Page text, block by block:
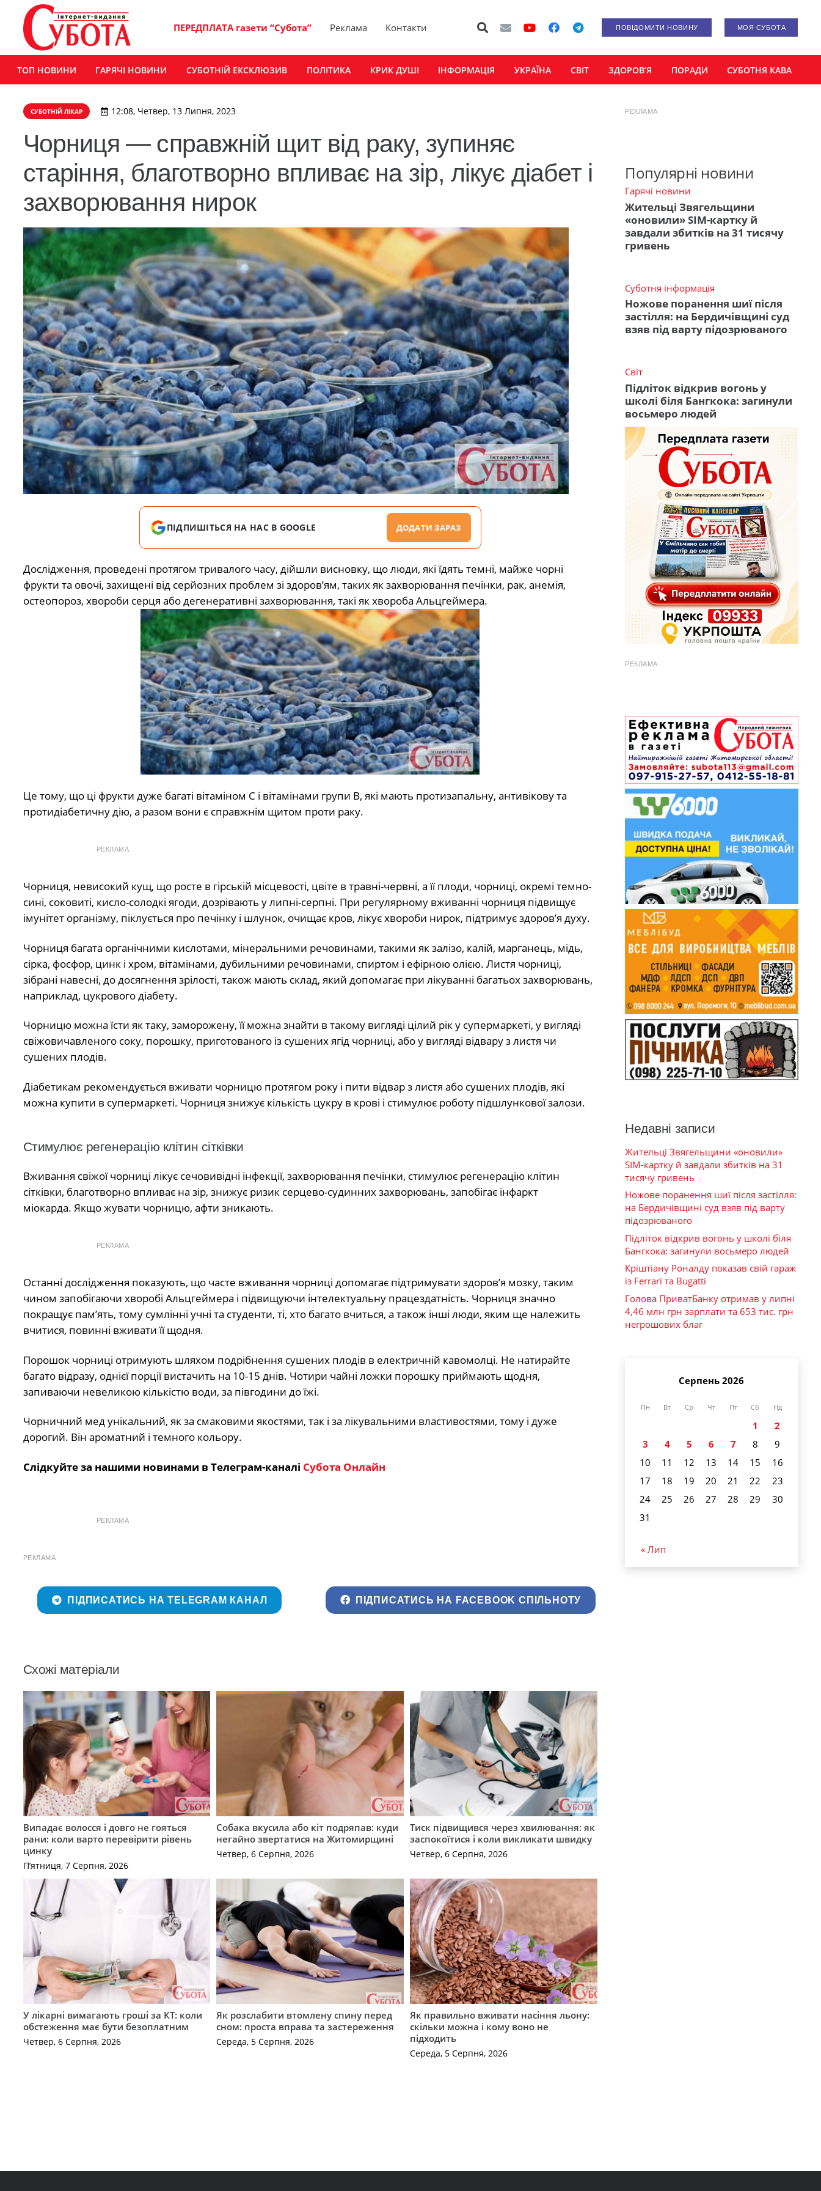
ПЕРЕДПЛАТА газети “Субота” Реклама Контакти ПОВІДОМИТИ НОВИНУ МОЯ СУБОТА
ТОП НОВИНИ ГАРЯЧІ НОВИНИ СУБОТНІЙ ЕКСКЛЮЗИВ ПОЛІТИКА КРИК ДУШІ ІНФОРМАЦІЯ УКРАЇНА СВІТ ЗДОРОВ’Я ПОРАДИ СУБОТНЯ КАВА
СУБОТНІЙ ЛІКАР 12:08, Четвер, 13 Липня, 2023
Чорниця — справжній щит від раку, зупиняє
старіння, благотворно впливає на зір, лікує діабет і
захворювання нирок
ПІДПИШІТЬСЯ НА НАС В GOOGLE ДОДАТИ ЗАРАЗ
Дослідження, проведені протягом тривалого часу, дійшли висновку, що люди, які їдять темні, майже чорні
фрукти та овочі, захищені від серйозних проблем зі здоров’ям, таких як захворювання печінки, рак, анемія,
остеопороз, хвороби серця або дегенеративні захворювання, такі як хвороба Альцгеймера.
Це тому, що ці фрукти дуже багаті вітаміном С і вітамінами групи В, які мають протизапальну, антивікову та
протидіабетичну дію, а разом вони є справжнім щитом проти раку.
РЕКЛАМА
Чорниця, невисокий кущ, що росте в гірській місцевості, цвіте в травні-червні, а її плоди, чорниці, окремі темно-
сині, соковиті, кисло-солодкі ягоди, дозрівають у липні-серпні. При регулярному вживанні чорниця підвищує
імунітет організму, піклується про печінку і шлунок, очищає кров, лікує хвороби нирок, підтримує здоров’я духу.
Чорниця багата органічними кислотами, мінеральними речовинами, такими як залізо, калій, марганець, мідь,
сірка, фосфор, цинк і хром, вітамінами, дубильними речовинами, спиртом і ефірною олією. Листя чорниці,
зібрані навесні, до досягнення зрілості, також мають склад, який допомагає при лікуванні багатьох захворювань,
наприклад, цукрового діабету.
Чорницю можна їсти як таку, заморожену, її можна знайти в такому вигляді цілий рік у супермаркеті, у вигляді
свіжовичавленого соку, порошку, приготованого із сушених ягід чорниці, або у вигляді відвару з листя чи
сушених плодів.
Діабетикам рекомендується вживати чорницю протягом року і пити відвар з листя або сушених плодів, які
можна купити в супермаркеті. Чорниця знижує кількість цукру в крові і стимулює роботу підшлункової залози.
Стимулює регенерацію клітин сітківки
Вживання свіжої чорниці лікує сечовивідні інфекції, захворювання печінки, стимулює регенерацію клітин
сітківки, благотворно впливає на зір, знижує ризик серцево-судинних захворювань, запобігає інфаркт
міокарда. Якщо жувати чорницю, афти зникають.
РЕКЛАМА
Останні дослідження показують, що часте вживання чорниці допомагає підтримувати здоров’я мозку, таким
чином запобігаючи хворобі Альцгеймера і підвищуючи інтелектуальну працездатність. Чорниця значно
покращує пам’ять, тому сумлінні учні та студенти, ті, хто багато вчиться, а також інші люди, яким ще належить
вчитися, повинні вживати її щодня.
Порошок чорниці отримують шляхом подрібнення сушених плодів в електричній кавомолці. Не натирайте
багато відразу, однієї порції вистачить на 10-15 днів. Чотири чайні ложки порошку приймають щодня,
запиваючи невеликою кількістю води, за півгодини до їжі.
Чорничний мед унікальний, як за смаковими якостями, так і за лікувальними властивостями, тому і дуже
дорогий. Він ароматний і темного кольору.
Слідкуйте за нашими новинами в Телеграм-каналі Субота Онлайн
РЕКЛАМА
РЕКЛАМА
ПІДПИСАТИСЬ НА TELEGRAM КАНАЛ ПІДПИСАТИСЬ НА FACEBOOK СПІЛЬНОТУ
Схожі матеріали
Випадає волосся і довго не гояться
рани: коли варто перевірити рівень
цинку
П’ятниця, 7 Серпня, 2026
Собака вкусила або кіт подряпав: куди
негайно звертатися на Житомирщині
Четвер, 6 Серпня, 2026
Тиск підвищився через хвилювання: як
заспокоїтися і коли викликати швидку
Четвер, 6 Серпня, 2026
У лікарні вимагають гроші за КТ: коли
обстеження має бути безоплатним
Четвер, 6 Серпня, 2026
Як розслабити втомлену спину перед
сном: проста вправа та застереження
Середа, 5 Серпня, 2026
Як правильно вживати насіння льону:
скільки можна і кому воно не
підходить
Середа, 5 Серпня, 2026
РЕКЛАМА
Популярні новини
Гарячі новини
Жительці Звягельщини
«оновили» SIM-картку й
завдали збитків на 31 тисячу
гривень
Суботня інформація
Ножове поранення шиї після
застілля: на Бердичівщині суд
взяв під варту підозрюваного
Світ
Підліток відкрив вогонь у
школі біля Бангкока: загинули
восьмеро людей
РЕКЛАМА
Недавні записи
Жительці Звягельщини «оновили»
SIM-картку й завдали збитків на 31
тисячу гривень
Ножове поранення шиї після застілля:
на Бердичівщині суд взяв під варту
підозрюваного
Підліток відкрив вогонь у школі біля
Бангкока: загинули восьмеро людей
Кріштіану Роналду показав свій гараж
із Ferrari та Bugatti
Голова ПриватБанку отримав у липні
4,46 млн грн зарплати та 653 тис. грн
негрошових благ
Серпень 2026
Пн Вт Ср Чт Пт Сб Нд
1
2
3
4 5 6 7 8
9
10
11 12 13 14 15
16
17
18 19 20 21 22
23
24
25 26 27 28 29
30
31
« Лип